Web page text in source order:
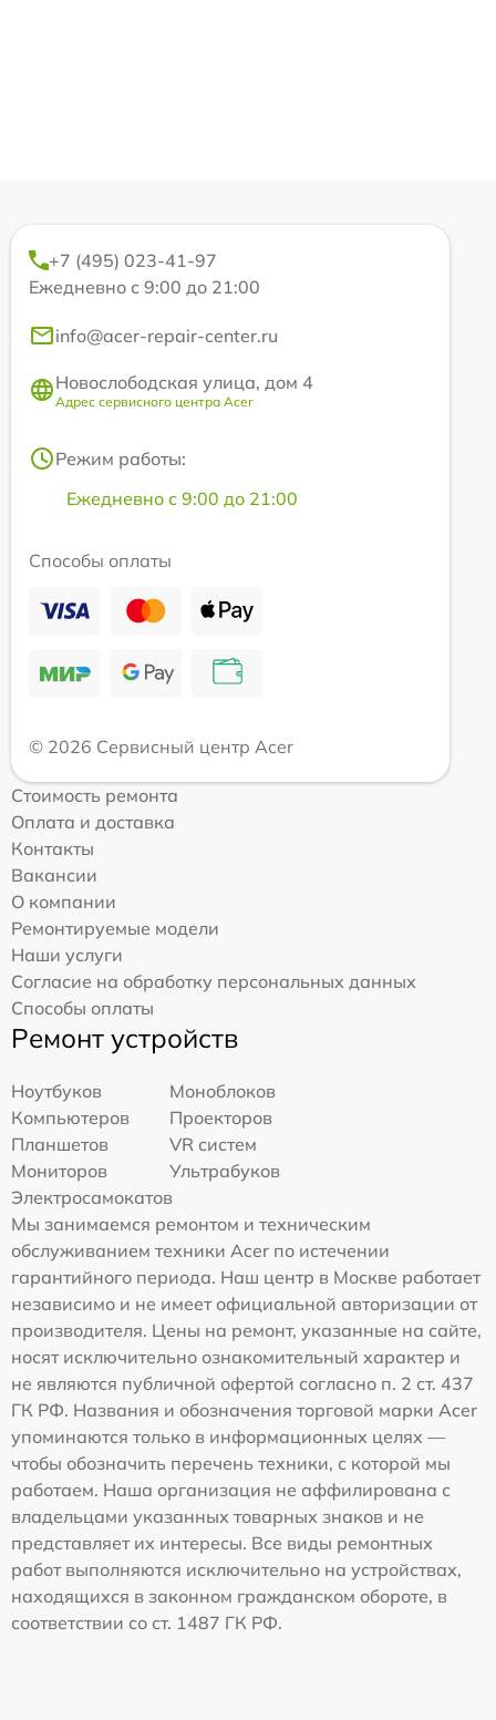
+7 (495) 023-41-97
Ежедневно с 9:00 до 21:00
info@acer-repair-center.ru
Новослободская улица, дом 4
Адрес сервисного центра Acer
Режим работы:
Ежедневно с 9:00 до 21:00
Способы оплаты
© 2026 Сервисный центр Acer
Стоимость ремонта
Оплата и доставка
Контакты
Вакансии
О компании
Ремонтируемые модели
Наши услуги
Согласие на обработку персональных данных
Способы оплаты
Ремонт устройств
Ноутбуков
Моноблоков
Компьютеров
Проекторов
Планшетов
VR систем
Мониторов
Ультрабуков
Электросамокатов
Мы занимаемся ремонтом и техническим
обслуживанием техники Acer по истечении
гарантийного периода. Наш центр в Москве работает
независимо и не имеет официальной авторизации от
производителя. Цены на ремонт, указанные на сайте,
носят исключительно ознакомительный характер и
не являются публичной офертой согласно п. 2 ст. 437
ГК РФ. Названия и обозначения торговой марки Acer
упоминаются только в информационных целях —
чтобы обозначить перечень техники, с которой мы
работаем. Наша организация не аффилирована с
владельцами указанных товарных знаков и не
представляет их интересы. Все виды ремонтных
работ выполняются исключительно на устройствах,
находящихся в законном гражданском обороте, в
соответствии со ст. 1487 ГК РФ.